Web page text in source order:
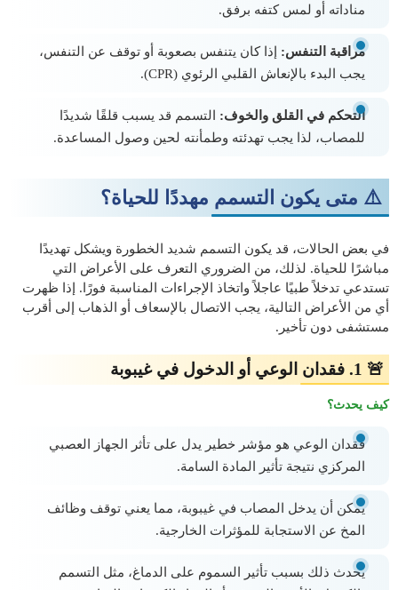
مناداته أو لمس كتفه برفق.
مراقبة التنفس: إذا كان يتنفس بصعوبة أو توقف عن التنفس،
يجب البدء بالإنعاش القلبي الرئوي (CPR).
التحكم في القلق والخوف: التسمم قد يسبب قلقًا شديدًا
للمصاب، لذا يجب تهدئته وطمأنته لحين وصول المساعدة.
⚠️ متى يكون التسمم مهددًا للحياة؟
في بعض الحالات، قد يكون التسمم شديد الخطورة ويشكل تهديدًا
مباشرًا للحياة. لذلك، من الضروري التعرف على الأعراض التي
تستدعي تدخلاً طبيًا عاجلاً واتخاذ الإجراءات المناسبة فورًا. إذا ظهرت
أي من الأعراض التالية، يجب الاتصال بالإسعاف أو الذهاب إلى أقرب
مستشفى دون تأخير.
🚨 1. فقدان الوعي أو الدخول في غيبوبة
كيف يحدث؟
فقدان الوعي هو مؤشر خطير يدل على تأثر الجهاز العصبي
المركزي نتيجة تأثير المادة السامة.
يمكن أن يدخل المصاب في غيبوبة، مما يعني توقف وظائف
المخ عن الاستجابة للمؤثرات الخارجية.
يحدث ذلك بسبب تأثير السموم على الدماغ، مثل التسمم